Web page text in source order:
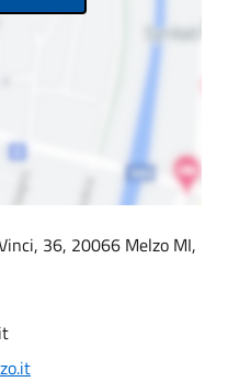
36, 20066 Melzo MI,